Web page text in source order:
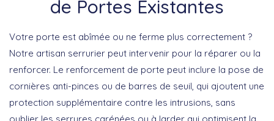
de Portes Existantes
Votre porte est abîmée ou ne ferme plus correctement ?
Notre artisan serrurier peut intervenir pour la réparer ou la
renforcer. Le renforcement de porte peut inclure la pose de
cornières anti-pinces ou de barres de seuil, qui ajoutent une
protection supplémentaire contre les intrusions, sans